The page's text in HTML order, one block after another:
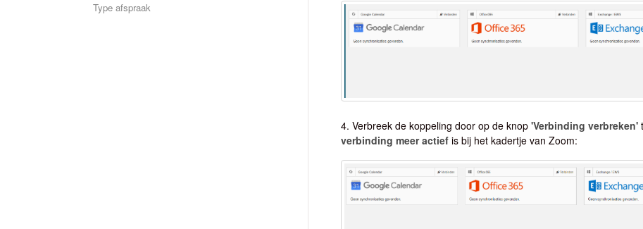
4. Verbreek de koppeling door op de knop'Verbinding verbreken'
verbinding meer actief is bij het kadertje van Zoom:
Type afspraak